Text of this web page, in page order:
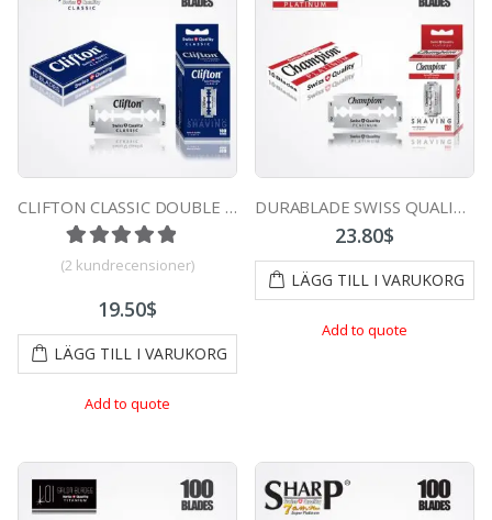
CLIFTON CLASSIC DOUBLE EDGE DURABLADE SWISS QUALITY RAZOR BLADES T10 B100 PCS
Betygsatt5.00 av 5 baserat på
1
(2 kundrecensioner)
19.50$
LÄGG TILL I VARUKORG
Add to quote
DURABLADE SWISS QUALITY CHAMPION PLATINUM DOUBLE EDGE RAZOR BLADES T10-B100 PCS
23.80$
LÄGG TILL I VARUKORG
Add to quote